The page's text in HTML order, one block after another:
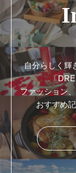
自分らしく輝
「
ファッション
おすすめ